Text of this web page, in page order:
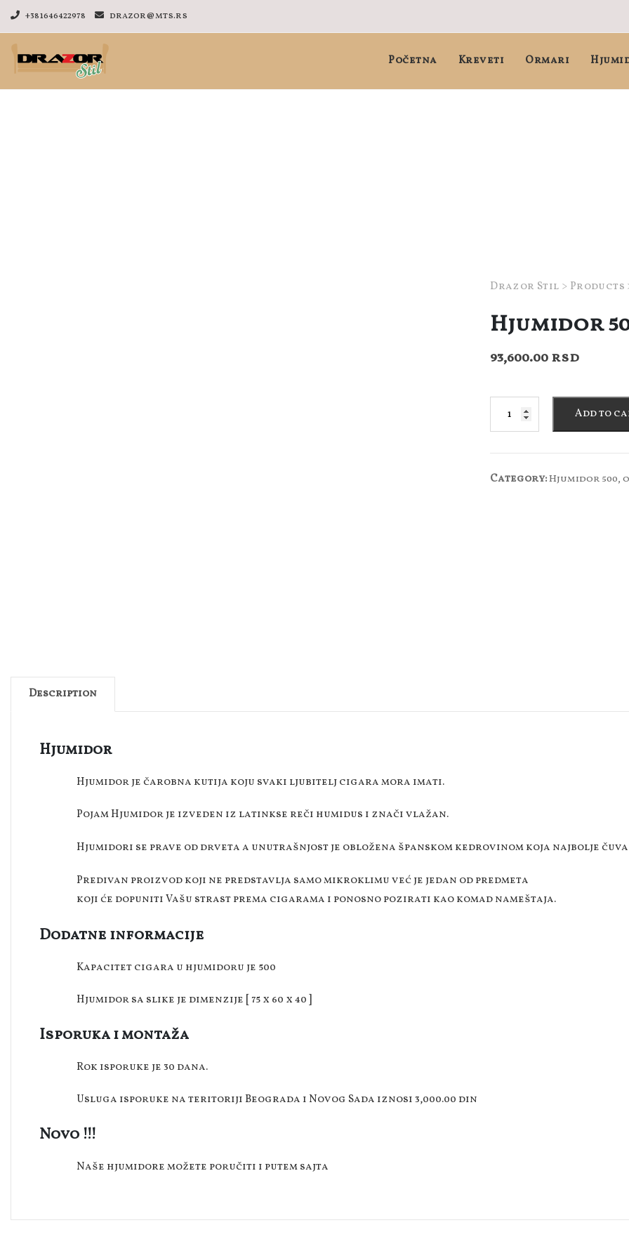
+381646422978 drazor@mts.rs
Početna Kreveti Ormari
Drazor Stil > Products
Hjumidor
93,600.00rsd
Add to
Category:Hjumidor 500,
Description
Hjumidor
Hjumidor je čarobna kutija koju svaki ljubitelj cigara mora imati.
Pojam Hjumidor je izveden iz latinkse reči humidus i znači vlažan.
Hjumidori se prave od drveta a unutrašnjost je obložena španskom kedrovinom koja najbolje
Predivan proizvod koji ne predstavlja samo mikroklimu već je jedan od predmeta
koji će dopuniti Vašu strast prema cigarama i ponosno pozirati kao komad nameštaja.
Dodatne informacije
Kapacitet cigara u hjumidoru je 500
Hjumidor sa slike je dimenzije [ 75 x 60 x 40 ]
Isporuka i montaža
Rok isporuke je 30 dana.
Usluga isporuke na teritoriji Beograda i Novog Sada iznosi 3,000.00 din
Novo !!!
Naše hjumidore možete poručiti i putem sajta